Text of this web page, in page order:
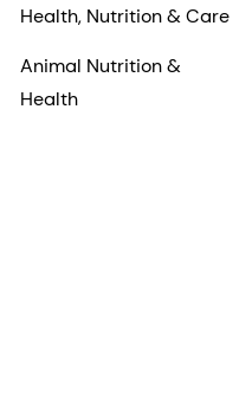
Health, Nutrition & Care
Animal Nutrition &
Health